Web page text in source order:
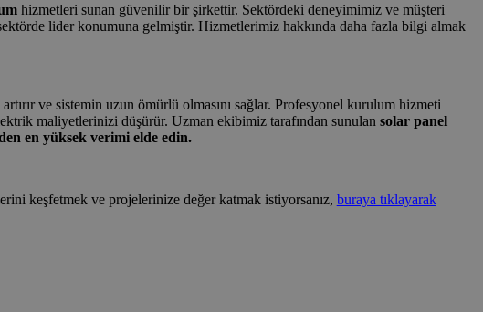
hizmetleri sunan güvenilir bir şirkettir. Sektördeki deneyimimiz ve müşteri
lider konumuna gelmiştir. Hizmetlerimiz hakkında daha fazla bilgi almak
ve sistemin uzun ömürlü olmasını sağlar. Profesyonel kurulum hizmeti
maliyetlerinizi düşürür. Uzman ekibimiz tarafından sunulan solar panel
en yüksek verimi elde edin.
keşfetmek ve projelerinize değer katmak istiyorsanız, buraya tıklayarak